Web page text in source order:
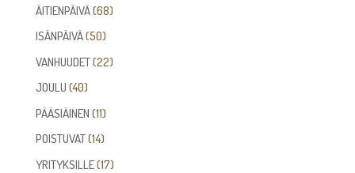
ÄITIENPÄIVÄ 6868
ISÄNPÄIVÄ 5050
tuotetta
VANHUUDET 2222
JOULU 4040
tuotetta
PÄÄSIÄINEN 1111
tuotetta
POISTUVAT 1414
tuotetta
YRITYKSILLE 1717